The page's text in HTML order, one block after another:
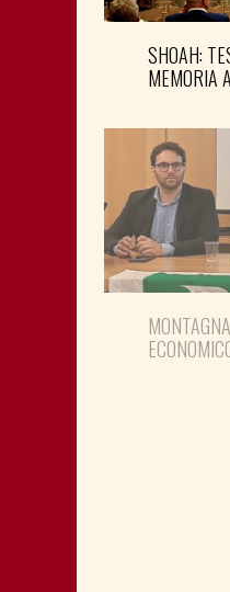
SHOAH:
MEMORIA